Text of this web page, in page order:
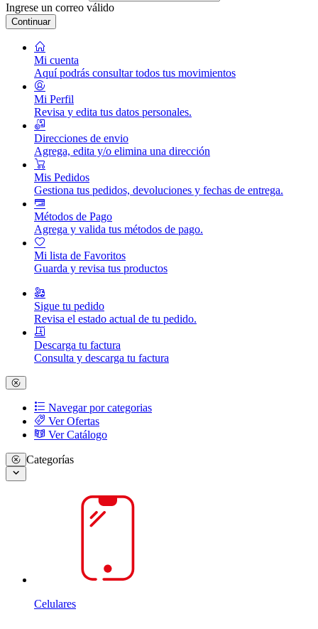
Ingrese un correo válido
Continuar
Mi cuenta
Aquí podrás consultar todos tus movimientos
Mi Perfil
Revisa y edita tus datos personales.
Direcciones de envio
Agrega, edita y/o elimina una dirección
Mis Pedidos
Gestiona tus pedidos, devoluciones y fechas de entrega.
Métodos de Pago
Agrega y valida tus métodos de pago.
Mi lista de Favoritos
Guarda y revisa tus productos
Sigue tu pedido
Revisa el estado actual de tu pedido.
Descarga tu factura
Consulta y descarga tu factura
Navegar por categorias
Ver Ofertas
Ver Catálogo
Categorías
Celulares